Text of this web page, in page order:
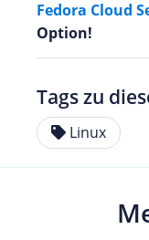
Fedora Cloud
Option!
Tags zu
Linux